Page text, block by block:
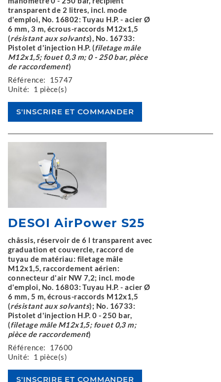
transparent de 2 litres, incl. mode
d'emploi, No. 16802: Tuyau H.P. - acier Ø
6 mm, 3 m, écrous-raccords M12x1,5
(résistant aux solvants), No. 16733:
Pistolet d'injection H.P. (filetage mâle
M12x1,5; fouet 0,3 m; 0 - 250 bar, pièce
de raccordement)
Référence:
15747
Unité:
1 pièce(s)
DESOI AirPower S25
châssis, réservoir de 6 l transparent avec
graduation et couvercle, raccord de
tuyau de matériau: filetage mâle
M12x1,5, raccordement aérien:
connecteur d'air NW 7,2; incl. mode
d'emploi, No. 16803: Tuyau H.P. - acier Ø
6 mm, 5 m, écrous-raccords M12x1,5
(résistant aux solvants); No. 16733:
Pistolet d'injection H.P. 0 - 250 bar,
(filetage mâle M12x1,5; fouet 0,3 m;
pièce de raccordement)
Référence:
17600
Unité:
1 pièce(s)